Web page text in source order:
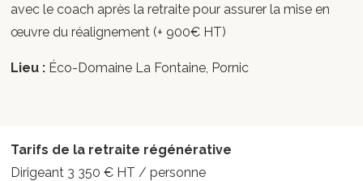
avec le coach après la retraite pour assurer la mise en
œuvre du réalignement (+ 900€ HT)
Lieu : Éco-Domaine La Fontaine, Pornic
Tarifs de la retraite régénérative
Dirigeant 3 350 € HT / personne